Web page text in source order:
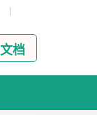
|
档